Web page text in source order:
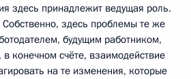
здесь принадлежит ведущая роль.
здесь проблемы те же
будущим работником,
конечном счёте, взаимодействие
на те изменения, которые